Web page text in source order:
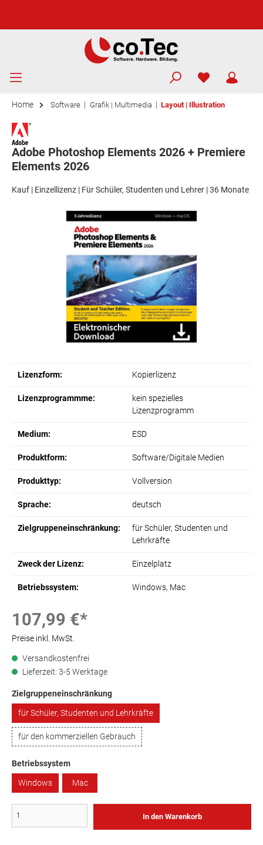
Home Software | Grafik | Multimedia | Layout | Illustration
Adobe Photoshop Elements 2026 + Premiere
Elements 2026
Kauf | Einzellizenz | Für Schüler, Studenten und Lehrer | 36 Monate
Lizenzform: Kopierlizenz
Lizenzprogrammme:
kein spezielles
Lizenzprogramm
Medium: ESD
Produktform: Software/Digitale Medien
Produkttyp: Vollversion
Sprache: deutsch
Zielgruppeneinschränkung:
für Schüler, Studenten und
Lehrkräfte
Zweck der Lizenz: Einzelplatz
Betriebssystem: Windows, Mac
107,99 €*
Preise inkl. MwSt.
Versandkostenfrei
Lieferzeit: 3-5 Werktage
Zielgruppeneinschränkung
für Schüler, Studenten und Lehrkräfte
für den kommerziellen Gebrauch
Betriebssystem
Windows
Mac
In den Warenkorb